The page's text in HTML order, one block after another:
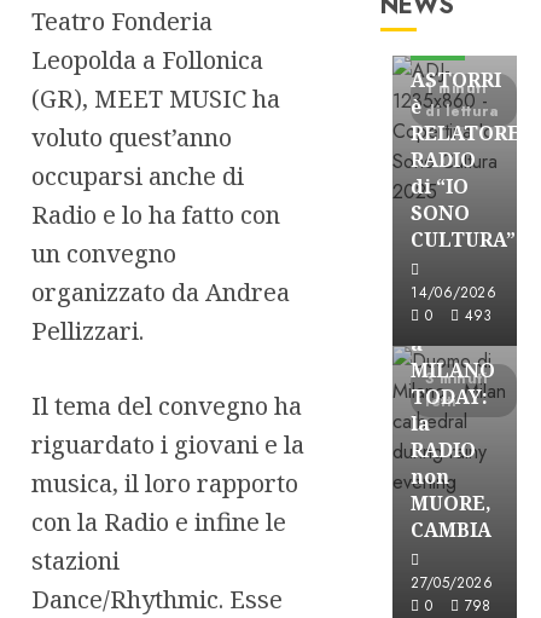
Teatro Fonderia
Leopolda a Follonica
(GR), MEET MUSIC ha
voluto quest’anno
occuparsi anche di
Radio e lo ha fatto con
un convegno
organizzato da Andrea
Pellizzari.
Il tema del convegno ha
riguardato i giovani e la
musica, il loro rapporto
con la Radio e infine le
stazioni
Dance/Rhythmic. Esse
1 minuti
di lettura
Astorri News
ASTORRI
è
RELATORE
RADIO
di “IO
SONO
CULTURA”
14/06/2026
0
493
3 minuti
letti
FREE
ASTORRI
a
MILANO
TODAY:
la
RADIO
non
MUORE,
CAMBIA
27/05/2026
0
798
Astorri News
FREE